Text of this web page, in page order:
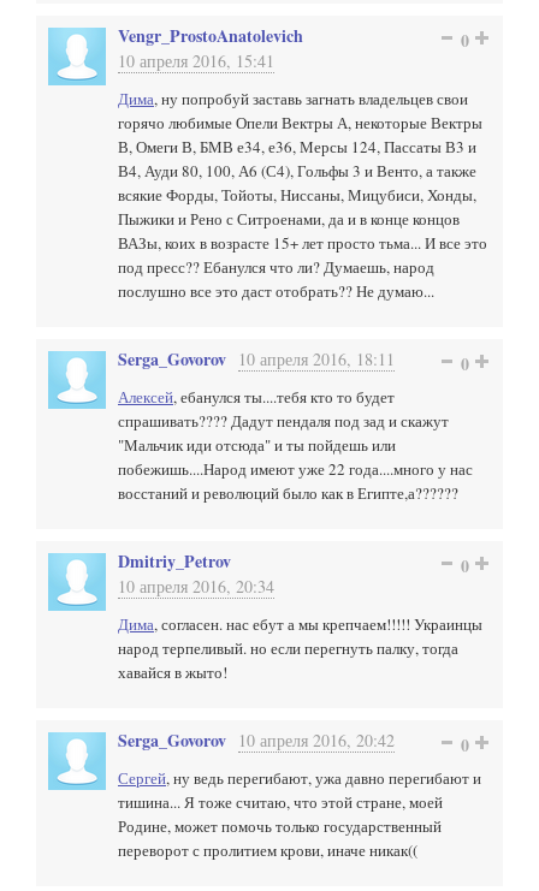
Vengr_ProstoAnatolevich
10 апреля 2016, 15:41
0
Дима, ну попробуй заставь загнать владельцев свои
горячо любимые Опели Вектры А, некоторые Вектры
В, Омеги В, БМВ е34, е36, Мерсы 124, Пассаты В3 и
В4, Ауди 80, 100, А6 (С4), Гольфы 3 и Венто, а также
всякие Форды, Тойоты, Ниссаны, Мицубиси, Хонды,
Пыжики и Рено с Ситроенами, да и в конце концов
ВАЗы, коих в возрасте 15+ лет просто тьма... И все это
под пресс?? Ебанулся что ли? Думаешь, народ
послушно все это даст отобрать?? Не думаю...
Serga_Govorov 10 апреля 2016, 18:11 0
Алексей, ебанулся ты....тебя кто то будет
спрашивать???? Дадут пендаля под зад и скажут
"Мальчик иди отсюда" и ты пойдешь или
побежишь....Народ имеют уже 22 года....много у нас
восстаний и революций было как в Египте,а??????
Dmitriy_Petrov
10 апреля 2016, 20:34
0
Дима, согласен. нас ебут а мы крепчаем!!!!! Украинцы
народ терпеливый. но если перегнуть палку, тогда
хавайся в жыто!
Serga_Govorov 10 апреля 2016, 20:42 0
Сергей, ну ведь перегибают, ужа давно перегибают и
тишина... Я тоже считаю, что этой стране, моей
Родине, может помочь только государственный
переворот с пролитием крови, иначе никак((